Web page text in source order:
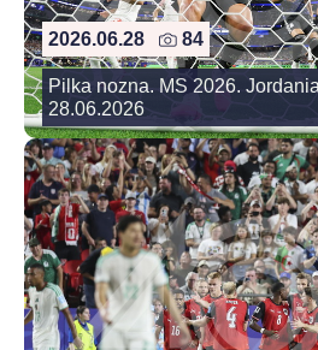
2026.06.28 84
Pilka nozna. MS 2026.
28.06.2026